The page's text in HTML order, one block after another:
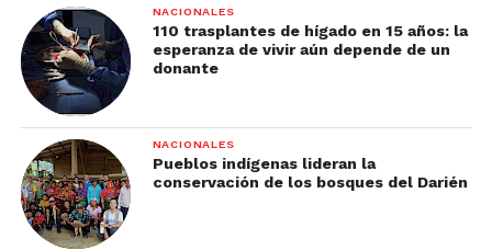
NACIONALES
110 trasplantes de hígado en 15 años: la
esperanza de vivir aún depende de un
donante
NACIONALES
Pueblos indígenas lideran la
conservación de los bosques del Darién